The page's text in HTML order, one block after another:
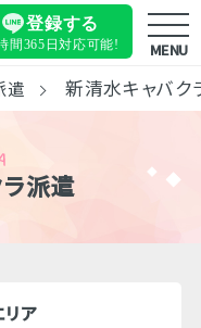
登録する
間365日対応可能! MENU
遣 新清水キャバク
派遣
ア